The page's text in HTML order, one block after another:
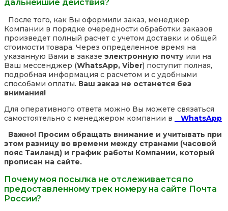
дальнейшие действия?
После того, как Вы оформили заказ, менеджер
Компании в порядке очередности обработки заказов
произведет полный расчет с учетом доставки и общей
стоимости товара. Через определенное время на
указанную Вами в заказе электронную почту или на
Ваш мессенджер (WhatsApp, Viber) поступит полная,
подробная информация с расчетом и с удобными
способами оплаты. Ваш заказ не останется без
внимания!
Для оперативного ответа можно Вы можете связаться
самостоятельно с менеджером компании в
WhatsApp
Важно! Просим обращать внимание и учитывать при
этом разницу во времени между странами (часовой
пояс Таиланд) и график работы Компании, который
прописан на сайте.
Почему моя посылка не отслеживается по
предоставленному трек номеру на сайте Почта
России?